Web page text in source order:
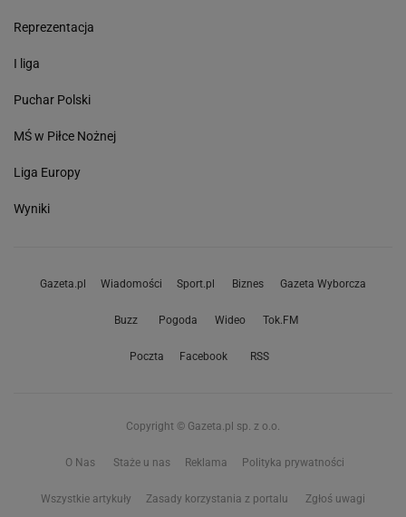
Reprezentacja
I liga
Puchar Polski
MŚ w Piłce Nożnej
Liga Europy
Wyniki
Gazeta.pl Wiadomości Sport.pl Biznes Gazeta Wyborcza
Buzz Pogoda Wideo Tok.FM
Poczta Facebook RSS
Copyright © Gazeta.pl sp. z o.o.
O Nas Staże u nas Reklama Polityka prywatności
Wszystkie artykuły Zasady korzystania z portalu Zgłoś uwagi